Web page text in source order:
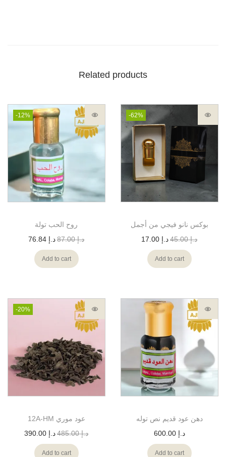
Related products
-12%
روح الحب تولة
د.إ87.00 د.إ
Add to cart
-62%
بوكس نانو فيجي من أجمل
د.إ45.00 د.إ
Add to cart
-20%
12A-HM عود موري
د.إ485.00 د.إ
Add to cart
دهن عود قديم نص توله
د.إ 600.00
Add to cart